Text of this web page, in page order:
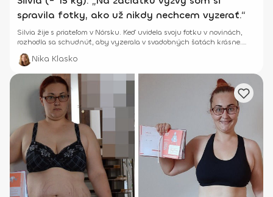
spravila fotky, ako už nikdy nechcem vyzerať.“
Silvia žije s priateľom v Nórsku. Keď uvidela svoju fotku v novinách,
rozhodla sa schudnúť, aby vyzerala v svadobných šatách krásne.
Ako sa jej darilo?
Nika Klasko